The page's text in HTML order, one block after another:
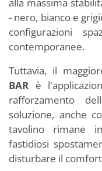
- nero, bianco e
configurazioni
contemporanee.
Tuttavia, il
BAR è
rafforzamento
soluzione, anche
tavolino rimane
fastidiosi
disturbare il